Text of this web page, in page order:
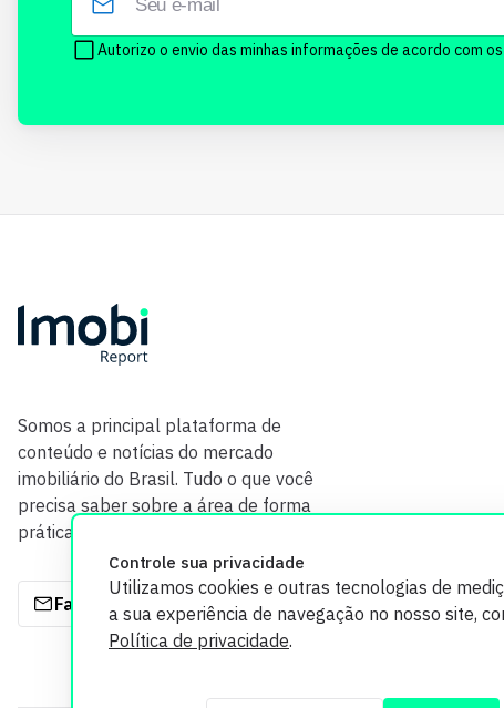
Controle sua privacidade
Utilizamos cookies e outras tecnologias de
a sua experiência de navegação no nosso site,
Política de privacidade.
Autorizo o envio das minhas informações de acordo com os
Somos a principal plataforma de
conteúdo e notícias do mercado
imobiliário do Brasil. Tudo o que você
precisa saber sobre a área de forma
prática e com credibilidade.
Fale com a gente